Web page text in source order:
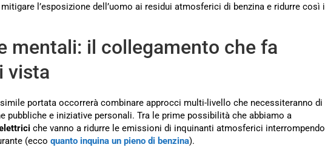
l’esposizione dell’uomo ai residui atmosferici di benzina e ridurre così il
mentali: il collegamento che fa
vista
portata occorrerà combinare approcci multi-livello che necessiteranno di
pubbliche e iniziative personali. Tra le prime possibilità che abbiamo a
che vanno a ridurre le emissioni di inquinanti atmosferici interrompendo
(ecco quanto inquina un pieno di benzina).